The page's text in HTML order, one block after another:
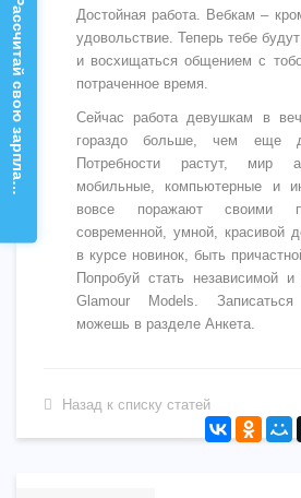
Достойная работа. Вебкам –
удовольствие. Теперь тебе
и восхищаться общением с
потраченное время.
Сейчас работа девушкам в
гораздо больше, чем еще
Потребности растут, мир
мобильные, компьютерные и
вовсе поражают своими
современной, умной, красивой
в курсе новинок, быть
Попробуй стать независимой
Glamour Models.
можешь в разделе Анкета.
Назад к списку статей
Рассчитай свою зарплату!